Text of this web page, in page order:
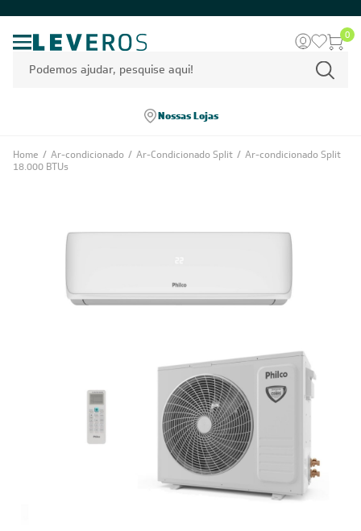
0
Nossas Lojas
Home / Ar-condicionado / Ar-Condicionado Split / Ar-condicionado Split
18.000 BTUs